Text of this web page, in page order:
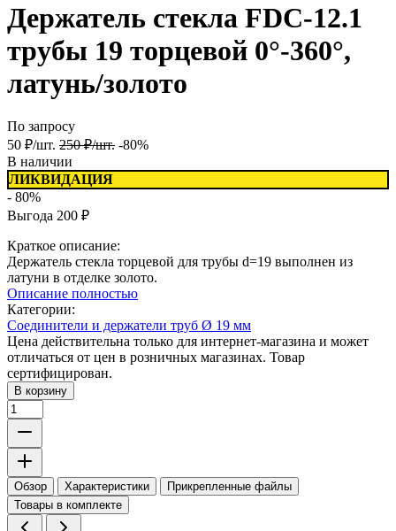
Держатель стекла FDC-12.1
трубы 19 торцевой 0°-360°,
латунь/золото
По запросу
50 ₽/шт. 250 ₽/шт. -80%
В наличии
ЛИКВИДАЦИЯ
- 80%
Выгода 200 ₽
Краткое описание:
Держатель стекла торцевой для трубы d=19 выполнен из
латуни в отделке золото.
Описание полностью
Категории:
Соединители и держатели труб Ø 19 мм
Цена действительна только для интернет-магазина и может
отличаться от цен в розничных магазинах. Товар
сертифицирован.
В корзину
Обзор Характеристики
Прикрепленные файлы
Товары в комплекте